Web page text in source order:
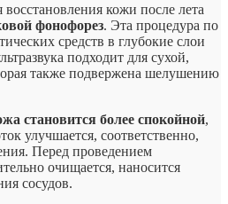
кожи после лета
фонофорез. Эта процедура по
средств в глубокие слои
подходит для сухой,
также подвержена шелушению
становится более спокойной,
улучшается, соответственно,
Перед проведением
очищается, наносится
сосудов.